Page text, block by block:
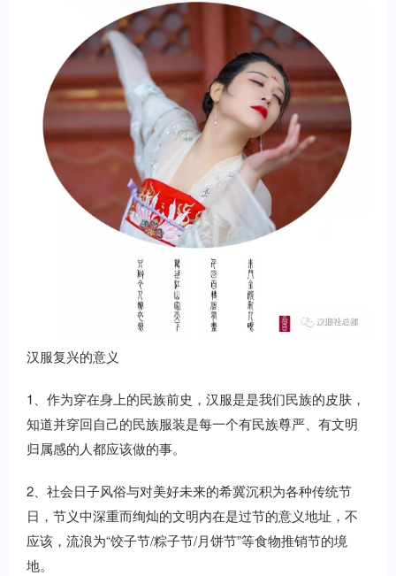
汉服复兴的意义
1、作为穿在身上的民族前史，汉服是是我们民族的皮肤，
知道并穿回自己的民族服装是每一个有民族尊严、有文明
归属感的人都应该做的事。
2、社会日子风俗与对美好未来的希冀沉积为各种传统节
日，节义中深重而绚灿的文明内在是过节的意义地址，不
应该，流浪为“饺子节/粽子节/月饼节”等食物推销节的境
地。